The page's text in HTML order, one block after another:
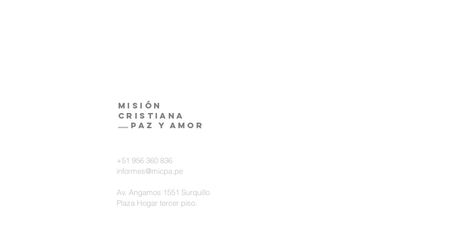
Misión
Cristiana
Paz y amor
+51 956 360 836
informes@micpa.pe
Av. Angamos 1551 Surquillo
Plaza Hogar tercer piso.